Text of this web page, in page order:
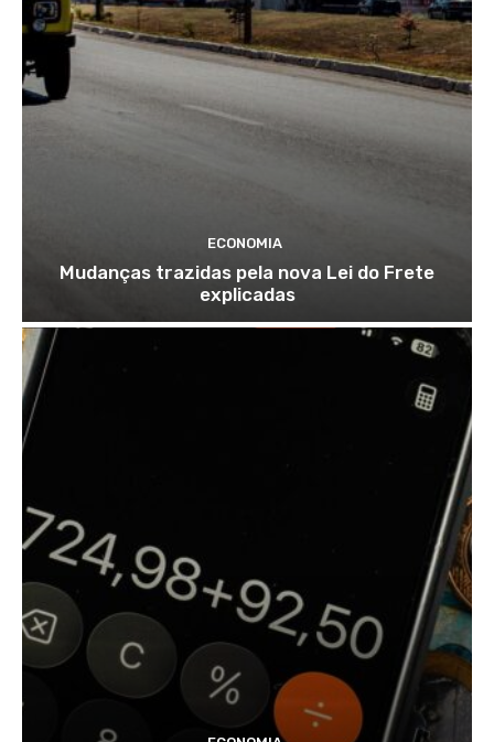
ECONOMIA
Mudanças trazidas pela nova Lei do Frete
explicadas